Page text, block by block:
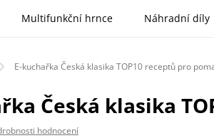
Multifunkční hrnce Náhradní díly
E-kuchařka Česká klasika TOP10 receptů pro
Česká klasika
hodnocení